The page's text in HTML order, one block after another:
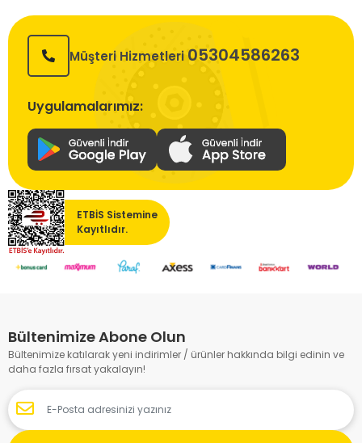
Müşteri Hizmetleri 05304586263
Uygulamalarımız:
ETBİS Sistemine
Kayıtlıdır.
Bültenimize Abone Olun
Bültenimize katılarak yeni indirimler / ürünler hakkında bilgi edinin ve
daha fazla fırsat yakalayın!